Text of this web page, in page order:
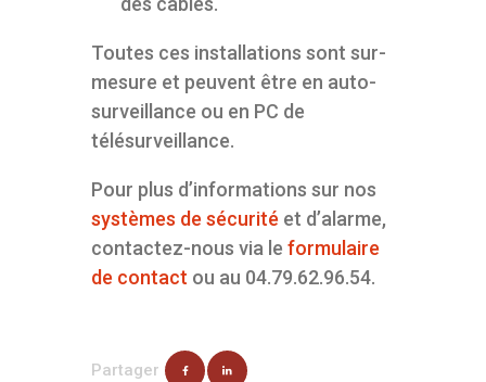
Toutes ces installations sont sur-
mesure et peuvent être en auto-
surveillance ou en PC de
télésurveillance.
Pour plus d’informations sur nos
systèmes de sécurité et d’alarme,
contactez-nous via le formulaire
de contact ou au 04.79.62.96.54.
Partager